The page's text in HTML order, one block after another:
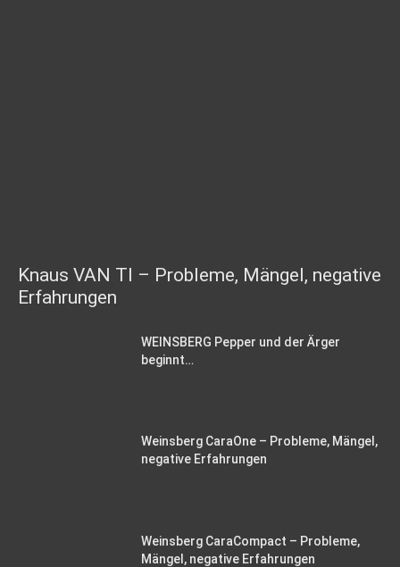
Knaus VAN TI – Probleme, Mängel, negative
Erfahrungen
WEINSBERG Pepper und der Ärger
beginnt…
Weinsberg CaraOne – Probleme, Mängel,
negative Erfahrungen
Weinsberg CaraCompact – Probleme,
Mängel, negative Erfahrungen